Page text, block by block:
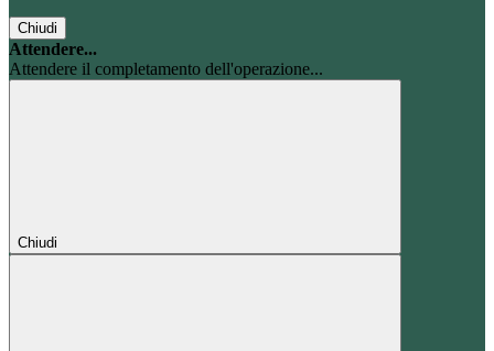
Chiudi
Attendere...
Attendere il completamento dell'operazione...
Chiudi